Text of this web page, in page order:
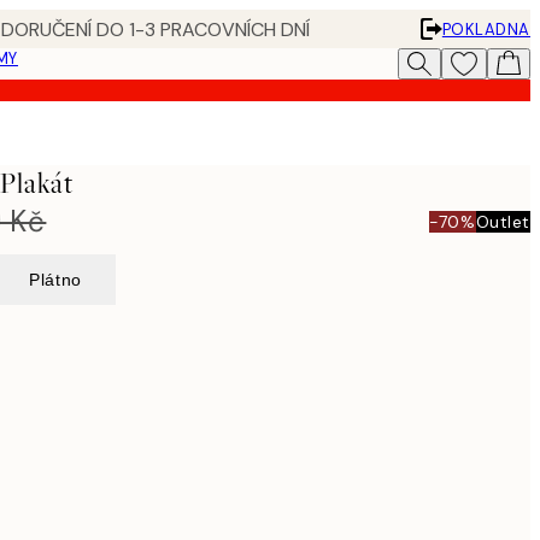
DO 1-3 PRACOVNÍCH DNÍ
POKLADNA
Kč -70%Outlet
Plátno